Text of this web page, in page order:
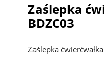
Zaślepka
BDZC03
Zaślepka ćwierćwałka